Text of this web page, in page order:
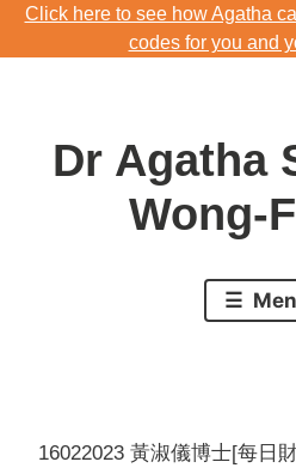
Skip
to
Click here to see how Agatha
codes for you and
codes for you and
Dr Agatha
Wong-
16022023 黃淑儀博士[每日